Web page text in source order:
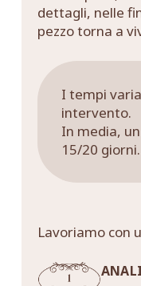
dettagli, nelle
pezzo torna a
I tempi
intervento.
In media,
15/20 giorni.
Lavoriamo con